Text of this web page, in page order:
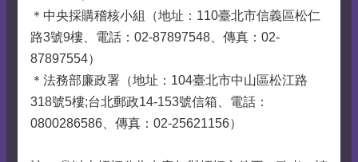
＊中央採購稽核小組（地址：110臺北市信義區松仁
路3號9樓、電話：02-87897548、傳真：02-
87897554）
＊法務部廉政署（地址：104臺北市中山區松江路
318號5樓;台北郵政14-153號信箱、電話：
0800286586、傳真：02-25621156）